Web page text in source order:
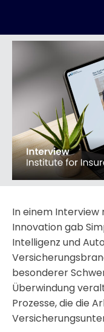
In einem
Innovation gab
Intelligenz und
besonderer
Überwindung
Prozesse, die die